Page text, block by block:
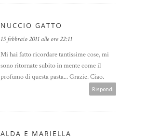
NUCCIO GATTO
15 febbraio 2011 alle ore 22:11
Mi hai fatto ricordare tantissime cose, mi
sono ritornate subito in mente come il
profumo di questa pasta... Grazie. Ciao.
Rispondi
ALDA E MARIELLA